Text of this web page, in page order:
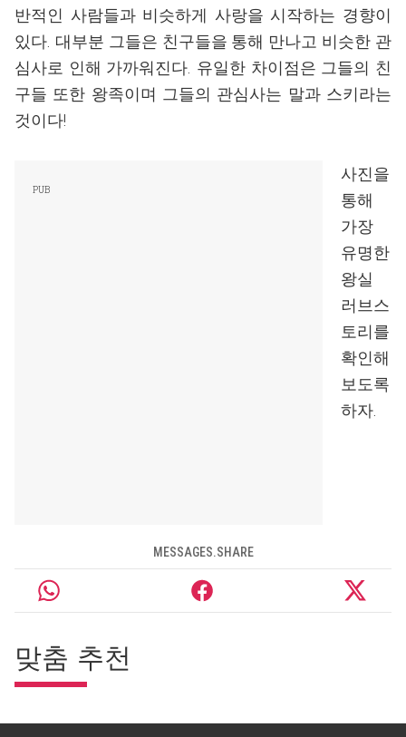
반적인 사람들과 비슷하게 사랑을 시작하는 경향이
있다. 대부분 그들은 친구들을 통해 만나고 비슷한 관
심사로 인해 가까워진다. 유일한 차이점은 그들의 친
구들 또한 왕족이며 그들의 관심사는 말과 스키라는
것이다!
사진을
통해
가장
유명한
왕실
러브스
토리를
확인해
보도록
하자.
MESSAGES.SHARE
맞춤 추천